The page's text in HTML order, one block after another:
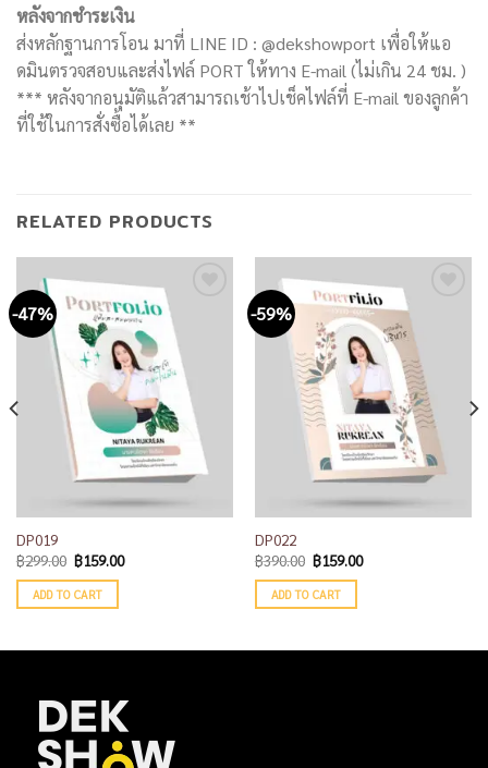
หลังจากชำระเงิน
ส่งหลักฐานการโอน มาที่ LINE ID : @dekshowport เพื่อให้แอ
ดมินตรวจสอบและส่งไฟล์ PORT ให้ทาง E-mail (ไม่เกิน 24 ชม. )
*** หลังจากอนุมัติแล้วสามารถเช้าไปเช็คไฟล์ที่ E-mail ของลูกค้า
ที่ใช้ในการสั่งซื้อได้เลย **
RELATED PRODUCTS
-47%
DP019
฿299.00 ฿159.00
ADD TO CART
-59%
DP022
฿390.00 ฿159.00
ADD TO CART